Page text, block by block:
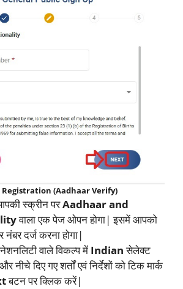
(Aadhaar Verify)
स्क्रीन परAadhaar and
वाला एक पेज ओपन होगा| इसमें आपको
दर्ज करना होगा|
वाले विकल्प में Indianसेलेक्ट
नीचे दिए गए शर्तों एवं निर्देशों को टिक मार्क
बटन पर क्लिक करें|